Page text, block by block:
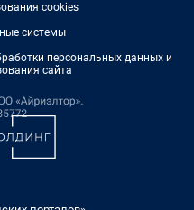
cookies
системы
персональных данных и
сайта